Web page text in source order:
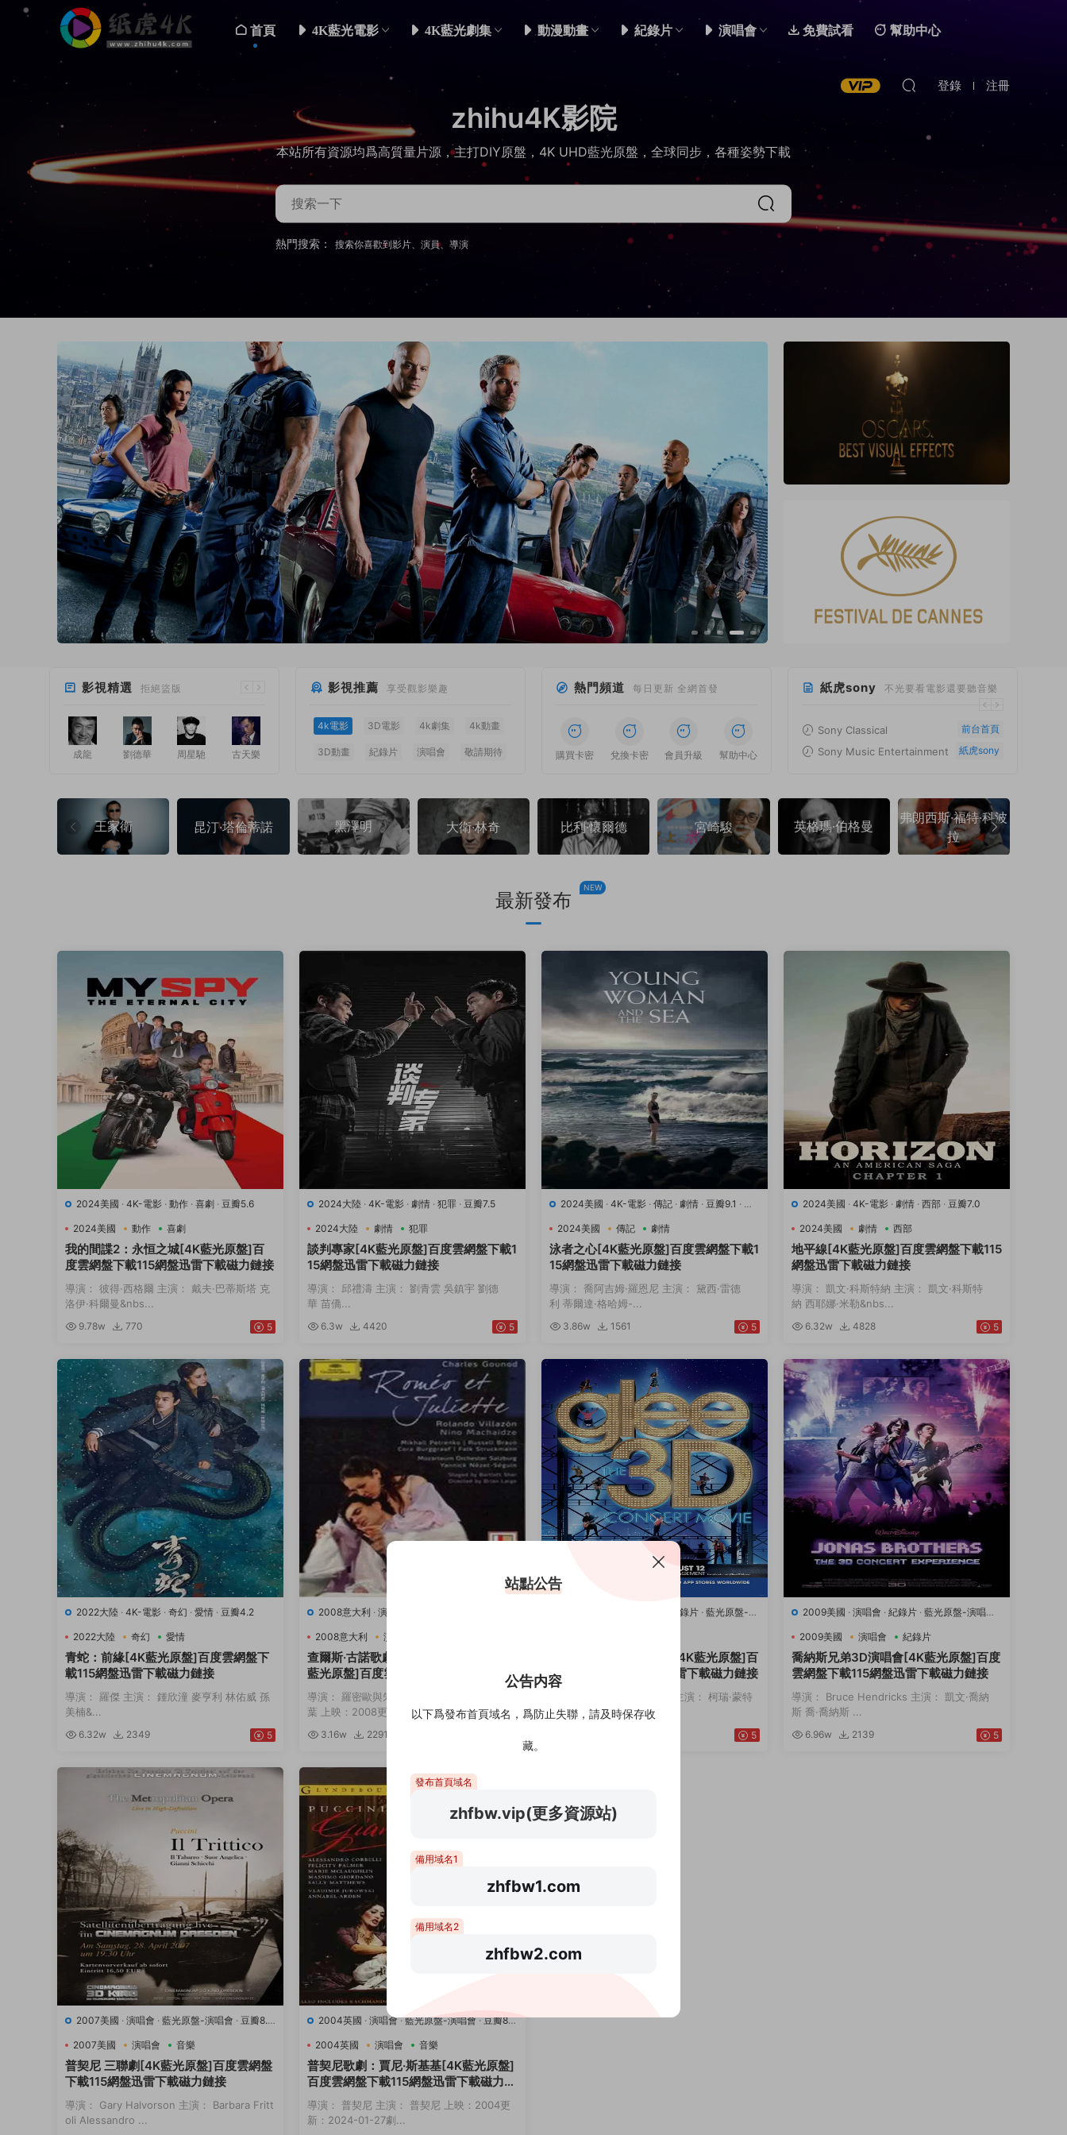
首頁 4K藍光電影 4K藍光劇集 動漫動畫 紀錄片 演唱會 免費試看 幫助中心
登錄 注冊
zhihu4K影院
本站所有資源均爲高質量片源，主打DIY原盤，4K UHD藍光原盤，全球同步，各種姿勢下載
熱門搜索： 搜索你喜歡到影片、演員、導演
影視精選 拒絕盜版
成龍 劉德華 周星馳 古天樂 11
影視推薦 享受觀影樂趣
4k電影 3D電影 4k劇集 4k動畫
3D動畫 紀錄片 演唱會 敬請期待
熱門頻道 每日更新 全網首發
購買卡密 兌換卡密 會員升級 幫助中心
紙虎sony 不光要看電影還要聽音樂
Sony Classical 前台首頁
Sony Music Entertainment 紙虎sony
王家衛 昆汀·塔倫蒂諾 黑澤明 大衛·林奇 比利·懷爾德 宮崎駿 英格瑪·伯格曼
弗朗西斯·福特·科波
拉
最新發布
NEW
2024美國 · 4K-電影 · 動作 · 喜劇 · 豆瓣5.6
2024美國 動作 喜劇
我的間諜2：永恒之城[4K藍光原盤]百
度雲網盤下載115網盤迅雷下載磁力鏈接
導演： 彼得·西格爾 主演： 戴夫·巴蒂斯塔 克
洛伊·科爾曼&nbs...
9.78w 770 5
2024大陸 · 4K-電影 · 劇情 · 犯罪 · 豆瓣7.5
2024大陸 劇情 犯罪
談判專家[4K藍光原盤]百度雲網盤下載1
15網盤迅雷下載磁力鏈接
導演： 邱禮濤 主演： 劉青雲 吳鎮宇 劉德
華 苗僑...
6.3w 4420 5
2024美國 · 4K-電影 · 傳記 · 劇情 · 豆瓣9.1 · 運
2024美國
傳記 劇情
泳者之心[4K藍光原盤]百度雲網盤下載1
15網盤迅雷下載磁力鏈接
導演： 喬阿吉姆·羅恩尼 主演： 黛西·雷德
利 蒂爾達·格哈姆-...
3.86w 1561 5
2024美國 · 4K-電影 · 劇情 · 西部 · 豆瓣7.0
2024美國 劇情 西部
地平線[4K藍光原盤]百度雲網盤下載115
網盤迅雷下載磁力鏈接
導演： 凱文·科斯特納 主演： 凱文·科斯特
納 西耶娜·米勒&nbs...
6.32w 4828 5
2022大陸 · 4K-電影 · 奇幻 · 愛情 · 豆瓣4.2
2022大陸 奇幻 愛情
青蛇：前緣[4K藍光原盤]百度雲網盤下
載115網盤迅雷下載磁力鏈接
導演： 羅傑 主演： 鍾欣潼 麥亨利 林佑威 孫
美楠&...
6.32w 2349 5
2008意大利 · 演唱會
2008意大利
演唱會
查爾斯·古諾歌劇：羅密歐與朱麗葉[4K
藍光原盤]百度雲網盤下載115網盤迅雷
下載磁力鏈接
導演： 羅密歐與朱麗葉 主演： 羅密歐與朱麗
葉 上映：2008更...
3.16w 2291
紀錄片 · 藍光原盤-演
歡樂合唱團：3D演唱會[4K藍光原盤]百
度雲網盤下載115網盤迅雷下載磁力鏈接
導演： Kevin Tancharoen 主演： 柯瑞·蒙特
斯 迪安娜·阿格隆&...
5
2009美國 · 演唱會 · 紀錄片 · 藍光原盤-演唱會
2009美國
演唱會 紀錄片
喬納斯兄弟3D演唱會[4K藍光原盤]百度
雲網盤下載115網盤迅雷下載磁力鏈接
導演： Bruce Hendricks 主演： 凱文·喬納
斯 喬·喬納斯 ...
6.96w 2139 5
2007美國 · 演唱會 · 藍光原盤-演唱會 · 豆瓣8.9
2007美國
演唱會 音樂
普契尼 三聯劇[4K藍光原盤]百度雲網盤
下載115網盤迅雷下載磁力鏈接
導演： Gary Halvorson 主演： Barbara Fritt
oli Alessandro ...
2004英國 · 演唱會·藍光原盤-演唱會·豆瓣8.2
2004英國
演唱會 音樂
普契尼歌劇：賈尼·斯基基[4K藍光原盤]
百度雲網盤下載115網盤迅雷下載磁力鏈
接
導演： 普契尼 主演： 普契尼 上映：2004更
新：2024-01-27劇...
站點公告
公告内容
以下爲發布首頁域名，爲防止失聯，請及時保存收
藏。
發布首頁域名
zhfbw.vip(更多資源站)
備用域名1
zhfbw1.com
備用域名2
zhfbw2.com